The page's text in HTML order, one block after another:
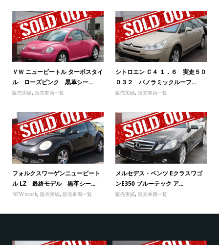
ＶＷ ニュービートル ターボスタイ
ル ローズピンク 黒革シー...
販売実績, 販売車両一覧
シトロエン Ｃ４ １．６ 実走５０
０３２ パノラミックルーフ...
販売実績,販売車両一覧
フォルクスワーゲンニュービート
ル LZ 最終モデル 黒革シー...
NEW stock, 販売実績, 販売車両一覧
メルセデス・ベンツ Eクラスワゴ
ンE350 ブルーテック ア...
販売実績,販売車両一覧